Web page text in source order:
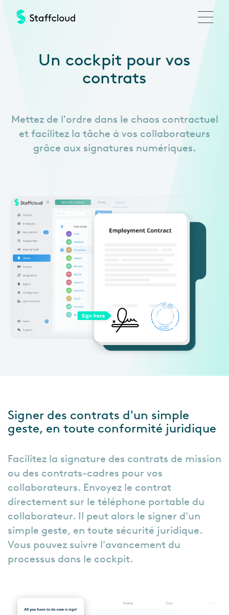
Un cockpit pour vos
contrats
Mettez de l'ordre dans le chaos contractuel
et facilitez la tâche à vos collaborateurs
grâce aux signatures numériques.
Signer des contrats d'un simple
geste, en toute conformité juridique
Facilitez la signature des contrats de mission
ou des contrats-cadres pour vos
collaborateurs. Envoyez le contrat
directement sur le téléphone portable du
collaborateur. Il peut alors le signer d'un
simple geste, en toute sécurité juridique.
Vous pouvez suivre l'avancement du
processus dans le cockpit.